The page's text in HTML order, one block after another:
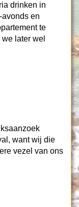
drinken in
avonds en
te
later wel
want wij die
vezel van ons